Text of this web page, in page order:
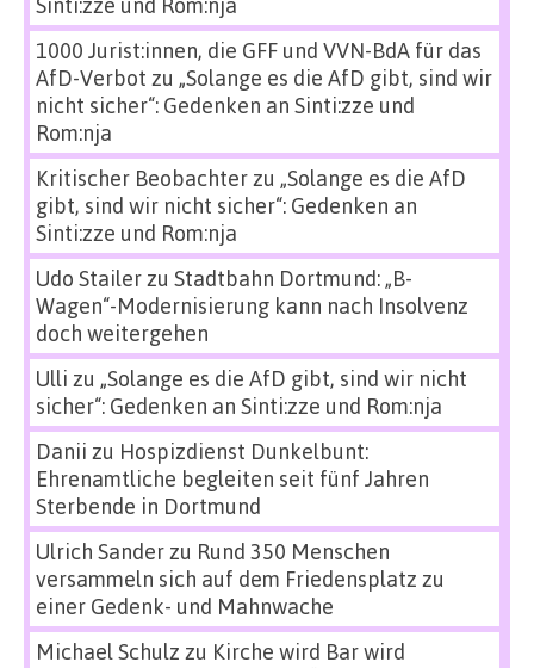
1000 Jurist:innen, die GFF und VVN-BdA für das
AfD-Verbot zu „Solange es die AfD gibt, sind wir
nicht sicher“: Gedenken an Sinti:zze und
Rom:nja
Kritischer Beobachterzu „Solange es die AfD
gibt, sind wir nicht sicher“: Gedenken an
Sinti:zze und Rom:nja
Udo Stailerzu Stadtbahn Dortmund: „B-
Wagen“-Modernisierung kann nach Insolvenz
doch weitergehen
Ulli zu „Solange es die AfD gibt, sind wir nicht
sicher“: Gedenken an Sinti:zze und Rom:nja
Danii zu Hospizdienst Dunkelbunt:
Ehrenamtliche begleiten seit fünf Jahren
Sterbende in Dortmund
Ulrich Sanderzu Rund 350 Menschen
versammeln sich auf dem Friedensplatz zu
einer Gedenk- und Mahnwache
Michael Schulz zu Kirche wird Bar wird